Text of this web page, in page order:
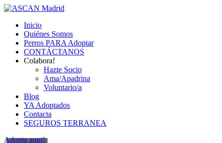
Inicio
Quiénes Somos
Perros PARA Adoptar
CONTÁCTANOS
Colabora!
Hazte Socio
Ama/Apadrina
Voluntario/a
Blog
YA Adoptados
Contacta
SEGUROS TERRANEA
Adopta aqui!